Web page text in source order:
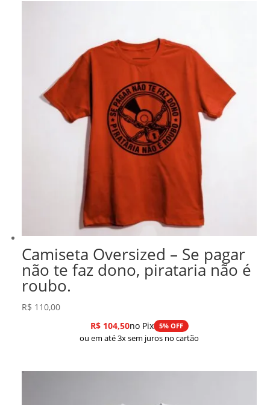
Camiseta Oversized – Se pagar
não te faz dono, pirataria não é
roubo.
R$ 110,00
R$104,50no Pix 5% OFF
ou em até 3x sem juros no cartão